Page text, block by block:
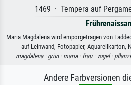
1469 · Tempera auf
Maria Magdalena wird emporgetragen von
auf Leinwand, Fotopapier, Aquarellkarton,
magdalena · grün · maria · frau · vogel ·
Andere Farbversionen